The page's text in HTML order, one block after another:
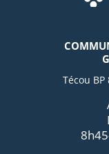
Técou BP